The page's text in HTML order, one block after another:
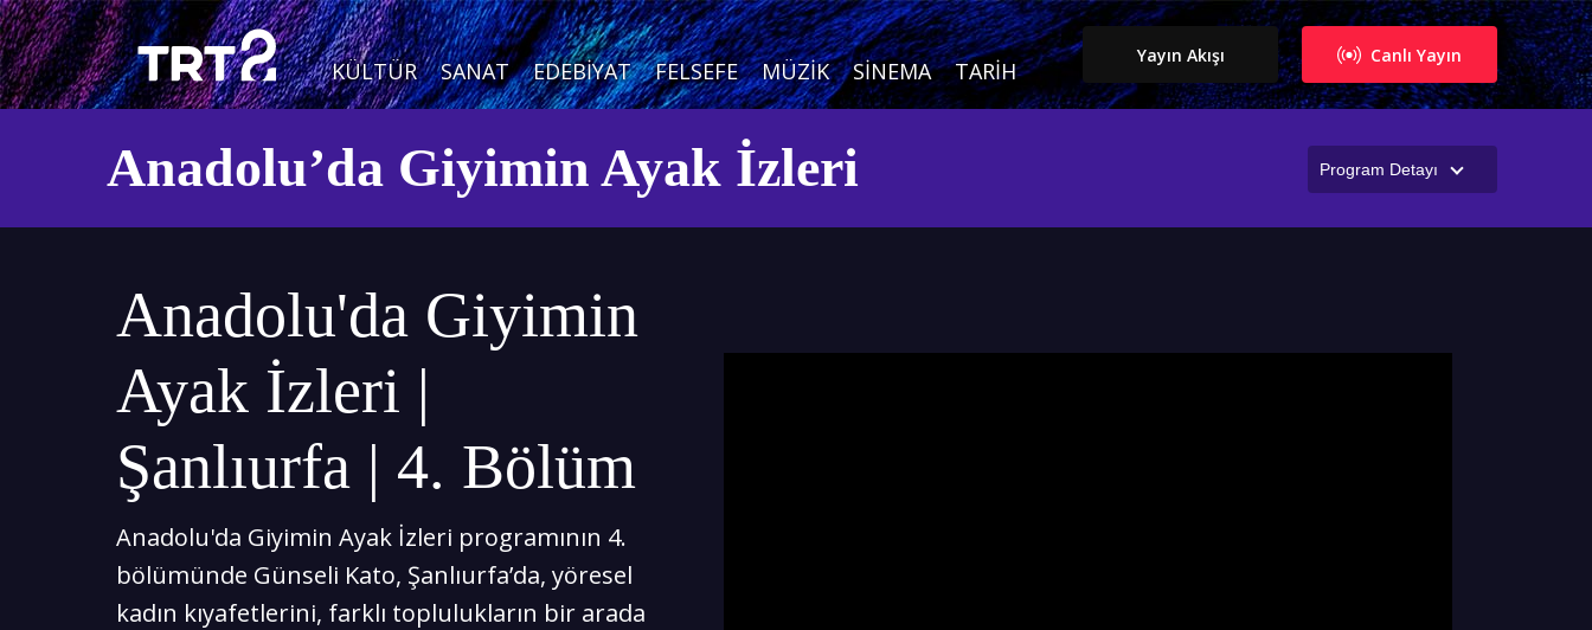
KÜLTÜR SANAT EDEBIYAT FELSEFE MÜZIK SINEMA TARIH
Canlı Yayın
Yayın Akışı
Program Detayı
Anadolu’da Giyimin Ayak İzleri
Anadolu'da Giyimin
Ayak İzleri |
Şanlıurfa | 4. Bölüm
Anadolu'da Giyimin Ayak İzleri programının 4.
bölümünde Günseli Kato, Şanlıurfa’da, yöresel
kadın kıyafetlerini, farklı toplulukların bir arada